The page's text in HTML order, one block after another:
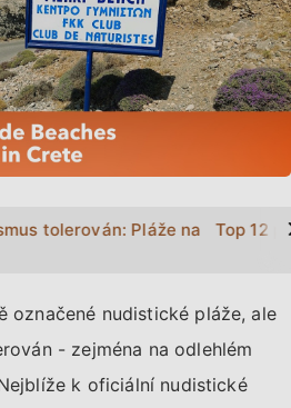
pláží na Krétě
tolerován: Pláže na jižním
Top 12 >
označené nudistické pláže, ale
- zejména na odlehlém
k oficiální nudistické